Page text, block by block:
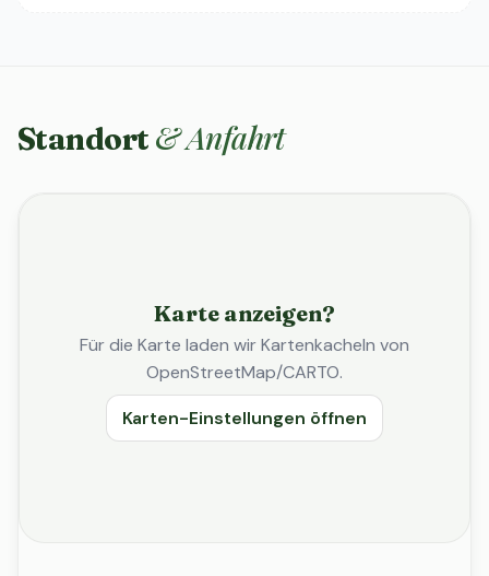
Standort & Anfahrt
Karte anzeigen?
Für die Karte laden wir Kartenkacheln von
OpenStreetMap/CARTO.
Karten-Einstellungen öffnen